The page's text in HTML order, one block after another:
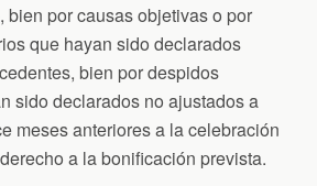
bien por causas objetivas o por
que hayan sido declarados
bien por despidos
sido declarados no ajustados a
meses anteriores a la celebración
a la bonificación prevista.